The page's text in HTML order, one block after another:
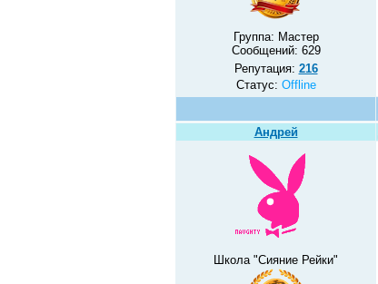
Группа: Мастер
Сообщений: 629
Репутация: 216
Статус: Offline
Андрей
Школа "Сияние Рейки"